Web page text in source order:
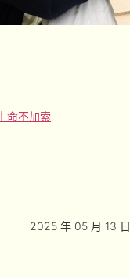
命不加索
2025 年 05 月 13 日